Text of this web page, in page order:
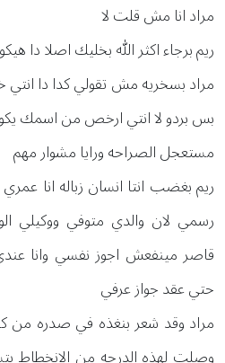
مراد انا مش قلت لا
ريم برجاء اكثر الله بخليك اصلا دا
مراد بسخريه مش تقولي كدا دا انتي
بس بردو لا انتي ارخص من اسمك
مستعجل الصراحه ورايا مشوار مهم
ريم بغضب انتا انسان زباله انا
رسمي لان والدي متوفي ووكيلي
حتي عقد جواز عرفي
مراد وقد شعر بنغذه في صدره من